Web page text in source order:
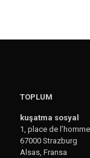
TOPLUM
kuşatma sosyal
1, place de
67000 Strazburg
Alsas, Fransa